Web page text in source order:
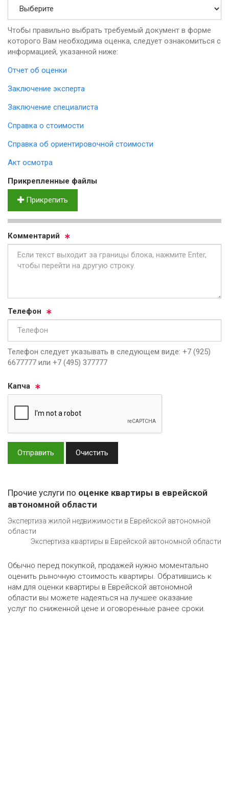
Чтобы правильно выбрать требуемый документ в форме
которого Вам необходима оценка, следует ознакомиться с
информацией, указанной ниже:
Отчет об оценки
Заключение эксперта
Заключение специалиста
Справка о стоимости
Справка об ориентировочной стоимости
Акт осмотра
Прик­реп­лен­ные фай­лы
Прикрепить
Ком­мен­та­рий
Те­ле­фон
Телефон следует указывать в следующем виде: +7 (925)
6677777 или +7 (495) 377777
Кап­ча
Отправить Очистить
Прочие услуги по оценке квартиры в еврейской
автономной области
Экспертиза жилой недвижимости в Еврейской автономной
области
Экспертиза квартиры в Еврейской автономной области
Обычно перед покупкой, продажей нужно моментально
оценить рыночную стоимость квартиры. Обратившись к
нам для оценки квартиры в Еврейской автономной
области вы можете надеяться на лучшее оказание
услуг по сниженной цене и оговоренные ранее сроки.